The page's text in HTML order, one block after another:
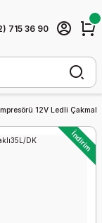
715 36 90
12V Ledli
İndirim